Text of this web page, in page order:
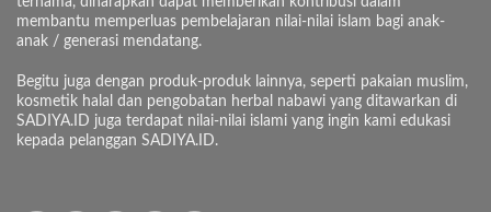
membantu memperluas pembelajaran nilai-nilai islam bagi anak-
anak / generasi mendatang.
Begitu juga dengan produk-produk lainnya, seperti pakaian muslim,
kosmetik halal dan pengobatan herbal nabawi yang ditawarkan di
SADIYA.ID juga terdapat nilai-nilai islami yang ingin kami edukasi
kepada pelanggan SADIYA.ID.